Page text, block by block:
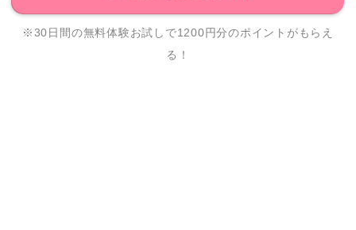
※30日間の無料体験お試しで1200円分のポイントがもらえ
る！